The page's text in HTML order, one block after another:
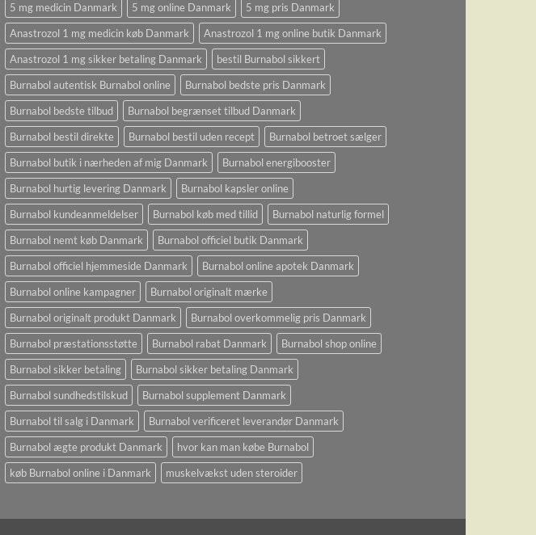
5 mg medicin Danmark
5 mg online Danmark
5 mg pris Danmark
Anastrozol 1 mg medicin køb Danmark
Anastrozol 1 mg online butik Danmark
Anastrozol 1 mg sikker betaling Danmark
bestil Burnabol sikkert
Burnabol autentisk Burnabol online
Burnabol bedste pris Danmark
Burnabol bedste tilbud
Burnabol begrænset tilbud Danmark
Burnabol bestil direkte
Burnabol bestil uden recept
Burnabol betroet sælger
Burnabol butik i nærheden af ​​mig Danmark
Burnabol energibooster
Burnabol hurtig levering Danmark
Burnabol kapsler online
Burnabol kundeanmeldelser
Burnabol køb med tillid
Burnabol naturlig formel
Burnabol nemt køb Danmark
Burnabol officiel butik Danmark
Burnabol officiel hjemmeside Danmark
Burnabol online apotek Danmark
Burnabol online kampagner
Burnabol originalt mærke
Burnabol originalt produkt Danmark
Burnabol overkommelig pris Danmark
Burnabol præstationsstøtte
Burnabol rabat Danmark
Burnabol shop online
Burnabol sikker betaling
Burnabol sikker betaling Danmark
Burnabol sundhedstilskud
Burnabol supplement Danmark
Burnabol til salg i Danmark
Burnabol verificeret leverandør Danmark
Burnabol ægte produkt Danmark
hvor kan man købe Burnabol
køb Burnabol online i Danmark
muskelvækst uden steroider